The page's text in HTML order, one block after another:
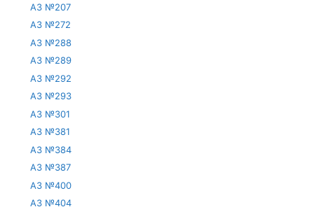
АЗ №207
АЗ №272
АЗ №288
АЗ №289
АЗ №292
АЗ №293
АЗ №301
АЗ №381
АЗ №384
АЗ №387
АЗ №400
АЗ №404